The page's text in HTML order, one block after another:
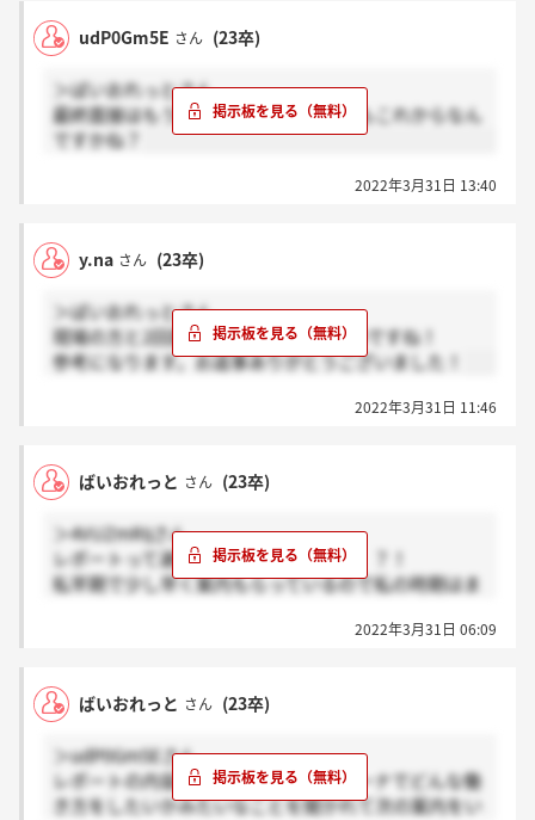
udP0Gm5E さん (23卒)
＞ばいおれっとさん
最終面接はもう行いましたか？それともこれからなん
ですかね？
2022年3月31日 13:40
y.na さん (23卒)
＞ばいおれっとさん
現場の方と2回面談がある場合もあるのですね！
参考になります。お返事ありがとうございました！
2022年3月31日 11:46
ばいおれっと さん (23卒)
＞4VUZmRIjさん
レポートって選考だったんですかね、、？！
私早期で少し早く案内もらっているので私の時期はま
2022年3月31日 06:09
ばいおれっと さん (23卒)
＞udP0Gm5Eさん
レポートの内容を深掘りされて、ベルーナでどんな働
き方をしたいかみたいなことを聞かれて次の案内をい